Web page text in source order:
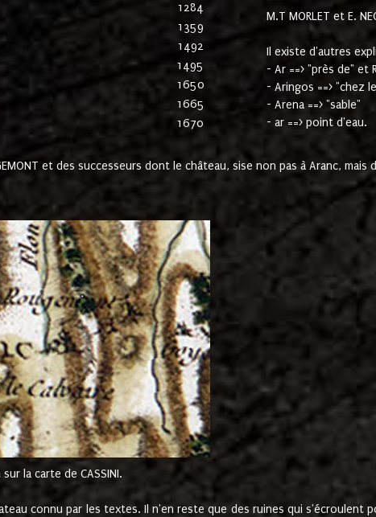
1284
1359
1492
1495
1650
1665
1670
M.T MORLET et E.
Il existe d'autres
- Ar ==> "près de" et
- Aringos ==> "chez
- Arena ==> "sable"
- ar ==> point d'eau.
et des successeurs dont le château, sise non pas à Aranc,
la carte de CASSINI.
connu par les textes. Il n'en reste que des ruines qui s'écroulent